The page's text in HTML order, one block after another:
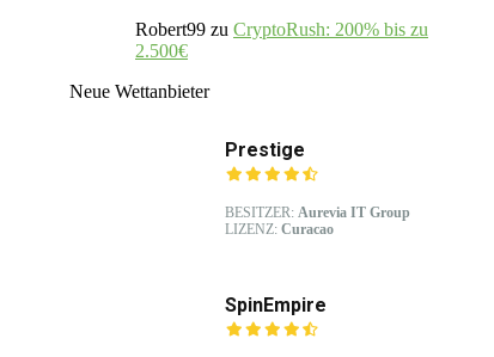
Robert99 zu CryptoRush: 200% bis zu
2.500€
Neue Wettanbieter
Prestige
BESITZER: Aurevia IT Group
LIZENZ: Curacao
SpinEmpire